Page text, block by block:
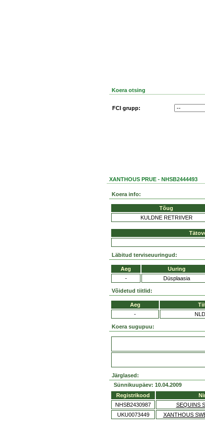
Koera otsing
FCI grupp:
XANTHOUS PRUE - NHSB2444493
Koera info:
Tõug
KULDNE RETRIIVER
Läbitud terviseuuringud:
Aeg Uuring
-
Düsplaasia
Võidetud tiitlid:
Aeg
-
Koera sugupuu:
Järglased:
Sünnikuupäev: 10.04.2009
Registrikood
NHSB2430987
SEQUINS
UKU0073449
XANTHOUS